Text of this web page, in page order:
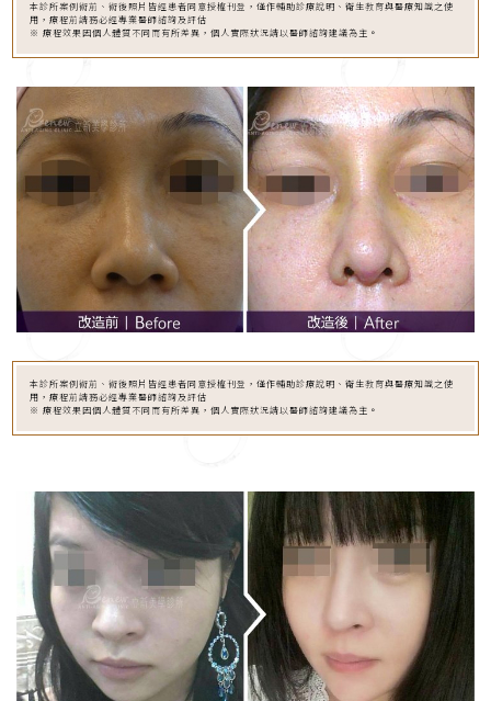
本診所案例術前、術後照片皆經患者同意授權刊登，僅作輔助診療說明、衛生教育與醫療知識之使
用，療程前請務必經專業醫師諮詢及評估
※ 療程效果因個人體質不同而有所差異，個人實際狀況請以醫師諮詢建議為主。
本診所案例術前、術後照片皆經患者同意授權刊登，僅作輔助診療說明、衛生教育與醫療知識之使
用，療程前請務必經專業醫師諮詢及評估
※ 療程效果因個人體質不同而有所差異，個人實際狀況請以醫師諮詢建議為主。